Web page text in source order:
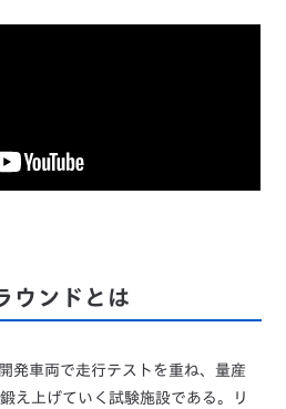
ウンドとは
発車両で走行テストを重ね、量産
え上げていく試験施設である。リ